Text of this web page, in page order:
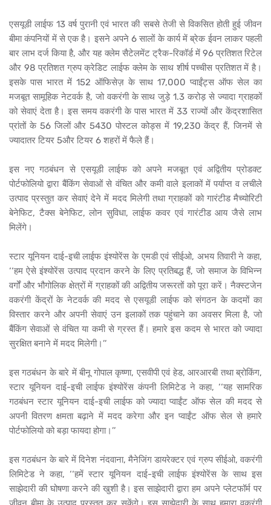
एसयूडी लाईफ 13 वर्ष पुरानी एवं भारत की सबसे तेजी से विकसित होती हुई जीवन
बीमा कंपनियों में से एक है। इसने अपने 6 सालों के कार्य में ब्रेक ईवन लाकर पहली
बार लाभ दर्ज किया है, और यह क्लेम सैटेलमेंट ट्रैक-रिकॉर्ड में 96 प्रतिशत रिटेल
और 98 प्रतिशत ग्रुप क्रेडिट लाईफ क्लेम के साथ शीर्ष पच्चीस प्रतिशत में है।
इसके पास भारत में 152 ऑफिसेज़ के साथ 17,000 प्वाईंट्स ऑफ सेल का
मजबूत सामूहिक नेटवर्क है, जो वकरंगी के साथ जुड़े 1.3 करोड़ से ज्यादा ग्राहकों
को सेवाएं देता है। इस समय वकरंगी के पास भारत में 33 राज्यों और केंद्रशासित
प्रांतों के 56 जिलों और 5430 पोस्टल कोड्स में 19,230 केंद्र हैं, जिनमें से
ज्यादातर टियर 5और टियर 6 शहरों में फैले हैं।
इस नए गठबंधन से एसयूडी लाईफ को अपने मजबूत एवं अद्वितीय प्रोडक्ट
पोर्टफोलियो द्वारा बैंकिंग सेवाओं से वंचित और कमी वाले इलाकों में पर्याप्त व लचीले
उत्पाद प्रस्तुत कर सेवाएं देने में मदद मिलेगी तथा ग्राहकों को गारंटीड मैच्योरिटी
बेनेफिट, टैक्स बेनेफिट, लोन सुविधा, लाईफ कवर एवं गारंटीड आय जैसे लाभ
मिलेंगे।
स्टार यूनियन दाई-इची लाईफ इंश्योरेंस के एमडी एवं सीईओ, अभय तिवारी ने कहा,
‘‘हम ऐसे इंश्योरेंस उत्पाद प्रदान करने के लिए प्रतिबद्ध हैं, जो समाज के विभिन्न
वर्गों और भौगोलिक क्षेत्रों में ग्राहकों की अद्वितीय जरूरतों को पूरा करें। नैक्स्टजेन
वकरंगी केंद्रों के नेटवर्क की मदद से एसयूडी लाईफ को संगठन के कदमों का
विस्तार करने और अपनी सेवाएं उन इलाकों तक पहुंचाने का अवसर मिला है, जो
बैंकिंग सेवाओं से वंचित या कमी से ग्रस्त हैं। हमारे इस कदम से भारत को ज्यादा
सुरक्षित बनाने में मदद मिलेगी।’’
इस गठबंधन के बारे में बीनू गोपाल कृष्णा, एसवीपी एवं हेड, आरआरबी तथा ब्रोकिंग,
स्टार यूनियन दाई-इची लाईफ इंश्योरेंस कंपनी लिमिटेड ने कहा, ‘‘यह सामरिक
गठबंधन स्टार यूनियन दाई-इची लाईफ को ज्यादा प्वाईंट ऑफ सेल की मदद से
अपनी वितरण क्षमता बढ़ाने में मदद करेगा और इन प्वाईंट ऑफ सेल से हमारे
पोर्टफोलियो को बड़ा फायदा होगा।’’
इस गठबंधन के बारे में दिनेश नंदवाना, मैनेजिंग डायरेक्टर एवं ग्रुप सीईओ, वकरंगी
लिमिटेड ने कहा, ‘‘हमें स्टार यूनियन दाई-इची लाईफ इंश्योरेंस के साथ इस
साझेदारी की घोषणा करने की खुशी है। इस साझेदारी द्वारा हम अपने प्लेटफॉर्म पर